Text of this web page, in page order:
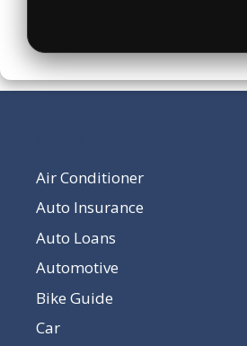
Air Conditioner
Auto Insurance
Auto Loans
Automotive
Bike Guide
Car